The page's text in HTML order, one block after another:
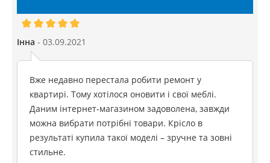
витримувати великі механічні навантаження.
Телескопічна стійка отримала регулювання за висотою
для налаштування під зростання конкретного
користувача. Спортивна модель може робити поворот
будь-якого куточка столу, не встаючи з місця. Новинка
отримала стійку п'ятипроменеву базу із яскравими
рельєфними вставками над кожним променем. Вони
використовуються не тільки як декоративні елементи, але
і як підніжки. Широкі здвоєні пінополіуретанові ролики
легко ковзають будь-яким видом покриття для підлоги, не
Інна - 03.09.2021
Вже недавно перестала робити ремонт у
квартирі. Тому хотілося оновити і свої меблі.
Даним інтернет-магазином задоволена, завжди
можна вибрати потрібні товари. Крісло в
результаті купила такої моделі – зручне та зовні
стильне.